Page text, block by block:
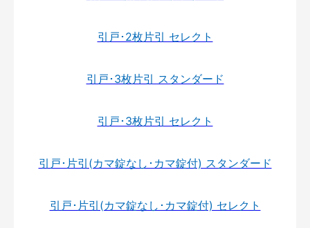
引戸･2枚片引 セレクト
引戸･3枚片引 スタンダード
引戸･3枚片引 セレクト
引戸･片引(カマ錠なし･カマ錠付) スタンダード
引戸･片引(カマ錠なし･カマ錠付) セレクト